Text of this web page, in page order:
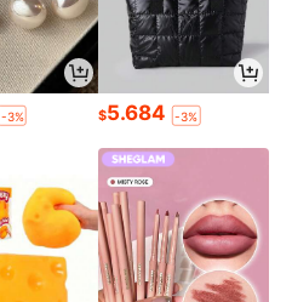
-3% $5.684 -3%